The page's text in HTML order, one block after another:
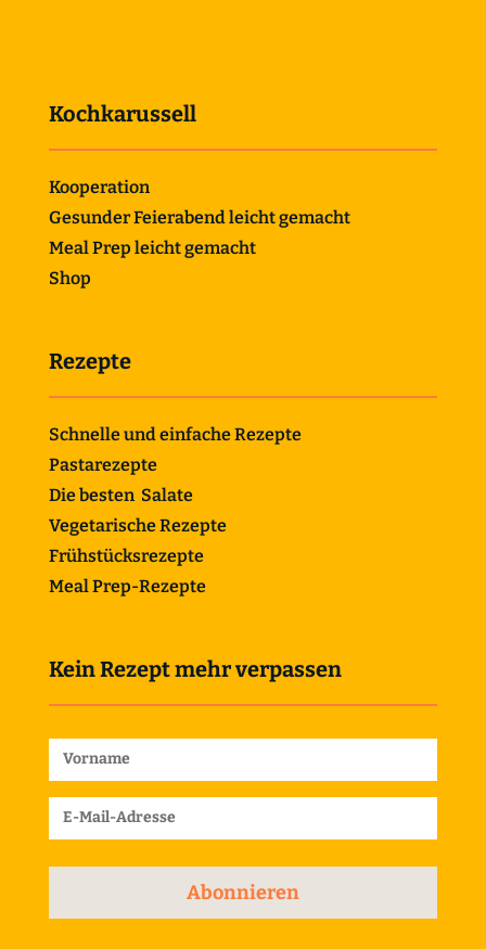
Kochkarussell
Kooperation
Gesunder Feierabend leicht gemacht
Meal Prep leicht gemacht
Shop
Rezepte
Schnelle und einfache Rezepte
Pastarezepte
Die besten Salate
Vegetarische Rezepte
Frühstücksrezepte
Meal Prep-Rezepte
Kein Rezept mehr verpassen
Abonnieren